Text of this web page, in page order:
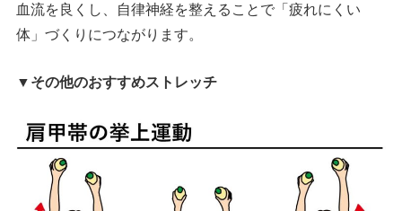
血流を良くし、自律神経を整えることで「疲れにくい
体」づくりにつながります。
▼ その他のおすすめストレッチ